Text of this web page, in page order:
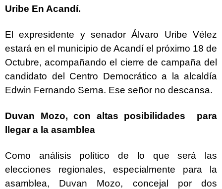
Uribe En Acandí.
El expresidente y senador Álvaro Uribe Vélez
estará en el municipio de Acandí el próximo 18 de
Octubre, acompañando el cierre de campaña del
candidato del Centro Democrático a la alcaldía
Edwin Fernando Serna. Ese señor no descansa.
Duvan Mozo, con altas posibilidades para
llegar a la asamblea
Como análisis político de lo que será las
elecciones regionales, especialmente para la
asamblea, Duvan Mozo, concejal por dos